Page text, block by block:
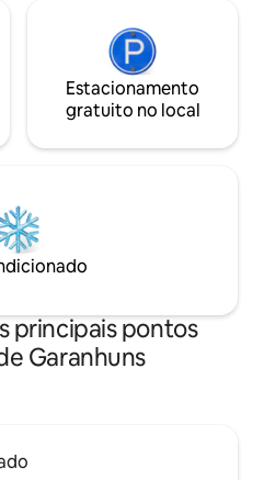
Estacionamento
gratuito no local
principais pontos
Garanhuns